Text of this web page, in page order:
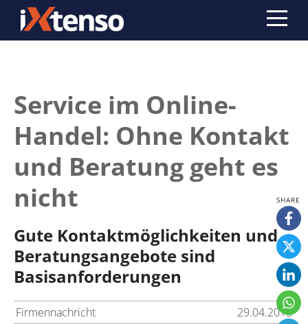
Service im Online-
Handel: Ohne Kontakt
und Beratung geht es
nicht
Gute Kontaktmöglichkeiten und
Beratungsangebote sind
Basisanforderungen
Firmennachricht 29.04.2015